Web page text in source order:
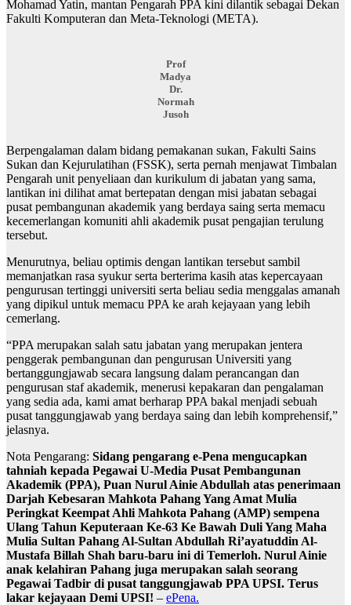
Mohamad Yatin, mantan Pengarah PPA kini dilantik sebagai Dekan
Fakulti Komputeran dan Meta-Teknologi (META).
Prof
Madya
Dr.
Normah
Jusoh
Berpengalaman dalam bidang pemakanan sukan, Fakulti Sains
Sukan dan Kejurulatihan (FSSK), serta pernah menjawat Timbalan
Pengarah unit penyeliaan dan kurikulum di jabatan yang sama,
lantikan ini dilihat amat bertepatan dengan misi jabatan sebagai
pusat pembangunan akademik yang berdaya saing serta memacu
kecemerlangan komuniti ahli akademik pusat pengajian terulung
tersebut.
Menurutnya, beliau optimis dengan lantikan tersebut sambil
memanjatkan rasa syukur serta berterima kasih atas kepercayaan
pengurusan tertinggi universiti serta beliau sedia menggalas amanah
yang dipikul untuk memacu PPA ke arah kejayaan yang lebih
cemerlang.
“PPA merupakan salah satu jabatan yang merupakan jentera
penggerak pembangunan dan pengurusan Universiti yang
bertanggungjawab secara langsung dalam perancangan dan
pengurusan staf akademik, menerusi kepakaran dan pengalaman
yang sedia ada, kami amat berharap PPA bakal menjadi sebuah
pusat tanggungjawab yang berdaya saing dan lebih komprehensif,”
jelasnya.
Nota Pengarang: Sidang pengarang e-Pena mengucapkan
tahniah kepada Pegawai U-Media Pusat Pembangunan
Akademik (PPA), Puan Nurul Ainie Abdullah atas penerimaan
Darjah Kebesaran Mahkota Pahang Yang Amat Mulia
Peringkat Keempat Ahli Mahkota Pahang (AMP) sempena
Ulang Tahun Keputeraan Ke-63 Ke Bawah Duli Yang Maha
Mulia Sultan Pahang Al-Sultan Abdullah Ri’ayatuddin Al-
Mustafa Billah Shah baru-baru ini di Temerloh. Nurul Ainie
anak kelahiran Pahang juga merupakan salah seorang
Pegawai Tadbir di pusat tanggungjawab PPA UPSI. Terus
lakar kejayaan Demi UPSI! – ePena.